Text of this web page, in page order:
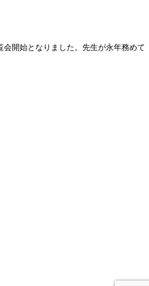
開始となりました。先生が永年務めて